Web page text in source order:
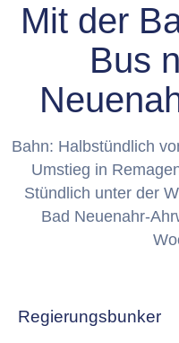
Mit der
Bus
Bahn: Halbstündlich
Umstieg in
Stündlich unter der
Bad Neuenahr-
Regierungsbunker